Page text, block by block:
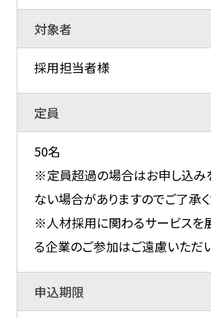
対象者
採用担当者様
定員
50名
※定員超過の場合はお申し込み
ない場合がありますのでご了承く
※人材採用に関わるサービスを
る企業のご参加はご遠慮いただ
申込期限